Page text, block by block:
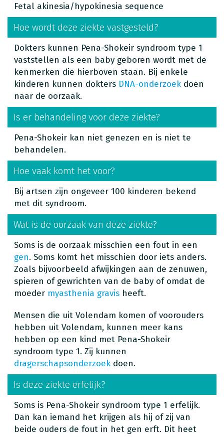
Fetal akinesia/hypokinesia sequence
Hoe wordt deze ziekte vastgesteld?
Dokters kunnen Pena-Shokeir syndroom type 1
vaststellen als een baby geboren wordt met de
kenmerken die hierboven staan. Bij enkele
kinderen kunnen dokters DNA-onderzoek doen
naar de oorzaak.
Is er behandeling voor deze ziekte?
Pena-Shokeir kan niet genezen en is niet te
behandelen.
Hoe vaak komt het voor?
Bij artsen zijn ongeveer 100 kinderen bekend
met dit syndroom.
Wat is de oorzaak van deze ziekte?
Soms is de oorzaak misschien een fout in een
gen. Soms komt het misschien door iets anders.
Zoals bijvoorbeeld afwijkingen aan de zenuwen,
spieren of gewrichten van de baby of omdat de
moeder myasthenia gravis heeft.
Mensen die uit Volendam komen of voorouders
hebben uit Volendam, kunnen meer kans
hebben op een kind met Pena-Shokeir
syndroom type 1. Zij kunnen
dragerschapsonderzoek doen.
Is deze ziekte erfelijk?
Soms is Pena-Shokeir syndroom type 1 erfelijk.
Dan kan iemand het krijgen als hij of zij van
beide ouders de fout in het gen erft. Dit heet